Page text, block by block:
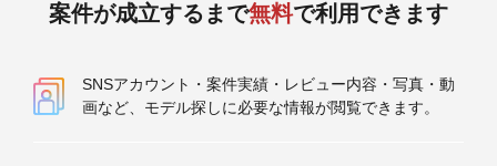
案件が成立するまで無料で利用できます
SNSアカウント・案件実績・レビュー内容・写真・動
画など、モデル探しに必要な情報が閲覧できます。